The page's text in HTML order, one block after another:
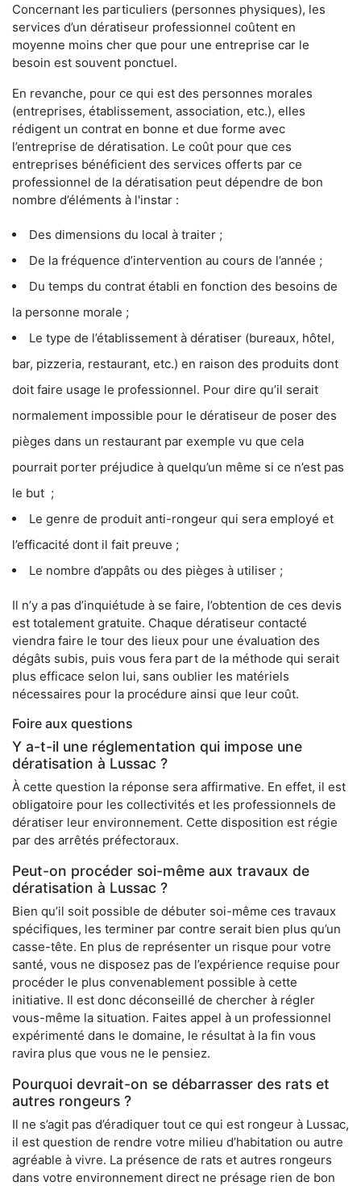
Concernant les particuliers (personnes physiques), les
services d’un dératiseur professionnel coûtent en
moyenne moins cher que pour une entreprise car le
besoin est souvent ponctuel.
En revanche, pour ce qui est des personnes morales
(entreprises, établissement, association, etc.), elles
rédigent un contrat en bonne et due forme avec
l’entreprise de dératisation. Le coût pour que ces
entreprises bénéficient des services offerts par ce
professionnel de la dératisation peut dépendre de bon
nombre d’éléments à l'instar :
Des dimensions du local à traiter ;
De la fréquence d’intervention au cours de l’année ;
Du temps du contrat établi en fonction des besoins de
la personne morale ;
Le type de l’établissement à dératiser (bureaux, hôtel,
bar, pizzeria, restaurant, etc.) en raison des produits dont
doit faire usage le professionnel. Pour dire qu’il serait
normalement impossible pour le dératiseur de poser des
pièges dans un restaurant par exemple vu que cela
pourrait porter préjudice à quelqu’un même si ce n’est pas
le but ;
Le genre de produit anti-rongeur qui sera employé et
l’efficacité dont il fait preuve ;
Le nombre d’appâts ou des pièges à utiliser ;
Il n’y a pas d’inquiétude à se faire, l’obtention de ces devis
est totalement gratuite. Chaque dératiseur contacté
viendra faire le tour des lieux pour une évaluation des
dégâts subis, puis vous fera part de la méthode qui serait
plus efficace selon lui, sans oublier les matériels
nécessaires pour la procédure ainsi que leur coût.
Foire aux questions
Y a-t-il une réglementation qui impose une
dératisation à Lussac ?
À cette question la réponse sera affirmative. En effet, il est
obligatoire pour les collectivités et les professionnels de
dératiser leur environnement. Cette disposition est régie
par des arrêtés préfectoraux.
Peut-on procéder soi-même aux travaux de
dératisation à Lussac ?
Bien qu’il soit possible de débuter soi-même ces travaux
spécifiques, les terminer par contre serait bien plus qu’un
casse-tête. En plus de représenter un risque pour votre
santé, vous ne disposez pas de l’expérience requise pour
procéder le plus convenablement possible à cette
initiative. Il est donc déconseillé de chercher à régler
vous-même la situation. Faites appel à un professionnel
expérimenté dans le domaine, le résultat à la fin vous
ravira plus que vous ne le pensiez.
Pourquoi devrait-on se débarrasser des rats et
autres rongeurs ?
Il ne s’agit pas d’éradiquer tout ce qui est rongeur à Lussac,
il est question de rendre votre milieu d’habitation ou autre
agréable à vivre. La présence de rats et autres rongeurs
dans votre environnement direct ne présage rien de bon